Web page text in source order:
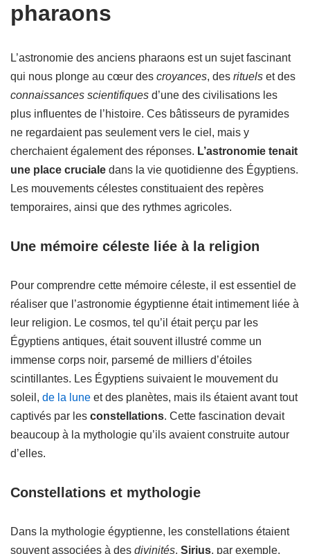
pharaons
L’astronomie des anciens pharaons est un sujet fascinant
qui nous plonge au cœur des croyances, des rituels et des
connaissances scientifiques d’une des civilisations les
plus influentes de l’histoire. Ces bâtisseurs de pyramides
ne regardaient pas seulement vers le ciel, mais y
cherchaient également des réponses. L’astronomie tenait
une place cruciale dans la vie quotidienne des Égyptiens.
Les mouvements célestes constituaient des repères
temporaires, ainsi que des rythmes agricoles.
Une mémoire céleste liée à la religion
Pour comprendre cette mémoire céleste, il est essentiel de
réaliser que l’astronomie égyptienne était intimement liée à
leur religion. Le cosmos, tel qu’il était perçu par les
Égyptiens antiques, était souvent illustré comme un
immense corps noir, parsemé de milliers d’étoiles
scintillantes. Les Égyptiens suivaient le mouvement du
soleil, de la lune et des planètes, mais ils étaient avant tout
captivés par les constellations. Cette fascination devait
beaucoup à la mythologie qu’ils avaient construite autour
d’elles.
Constellations et mythologie
Dans la mythologie égyptienne, les constellations étaient
souvent associées à des divinités. Sirius, par exemple,